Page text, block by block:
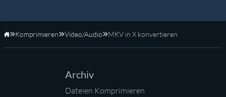
Startseite
Komprimieren Video/Audio MKV in X konvertieren
Archiv
Dateien Komprimieren